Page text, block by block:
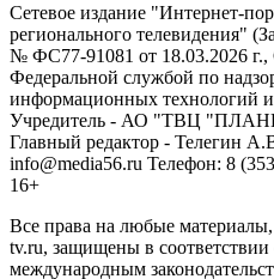
Сетевое издание "Интернет-
регионального телевидения"
№ ФС77-91081 от 18.03.2026
Федеральной службой по
информационных технологий
Учредитель - АО "ТВЦ
Главный редактор - Телегин
info@media56.ru Телефон: 8
16+
Все права на любые
tv.ru, защищены в
международным